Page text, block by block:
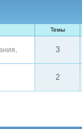
Темы
3
2